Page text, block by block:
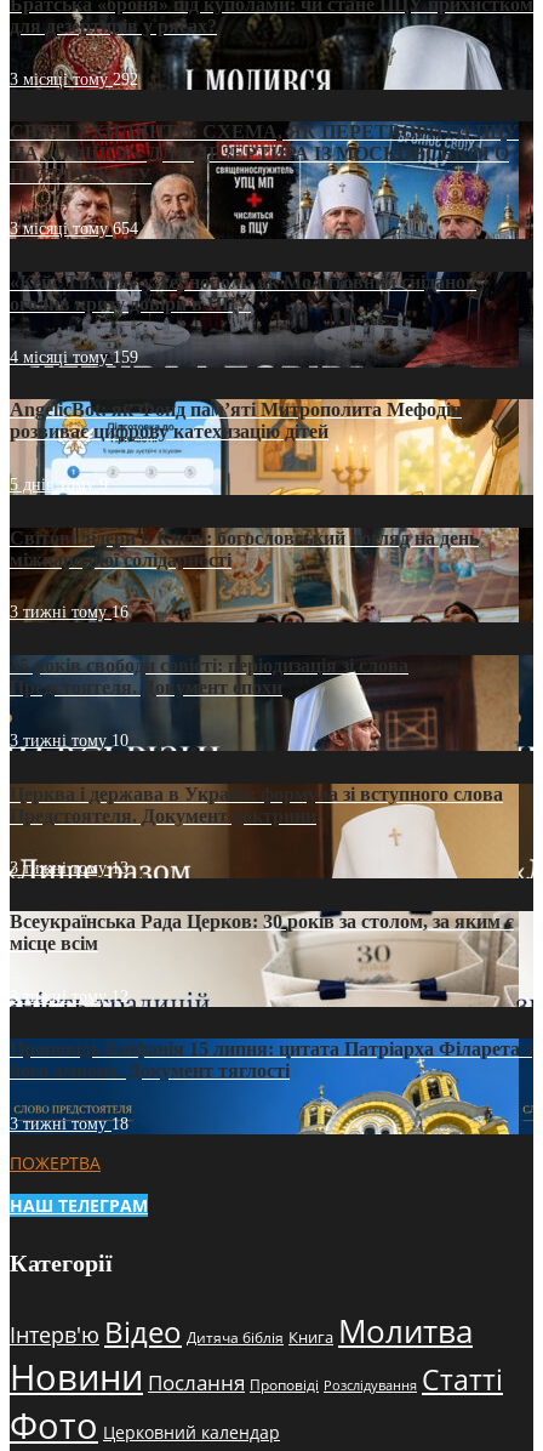
Братська «броня» під куполами: чи стане ПЦУ прихистком
для дезертирів у рясах?
3 місяці тому292
СВЯТІ УХИЛЯНТИ: СХЕМА, ЯК ПЕРЕТВОРИТИ ПЦУ
НА «ОФШОР» ДЛЯ ДЕЗЕРТИРА ІЗ МОСКОВСЬКОГО
ПАТРІАРХАТУ
3 місяці тому654
«Кейс Тихона» у Тернополі: як Молитовний сніданок
оголив кризу довіри в ПЦУ
4 місяці тому159
AngelicBot: як Фонд пам’яті Митрополита Мефодія
розвиває цифрову катехизацію дітей
5 днів тому9
Світові лідери в Києві: богословський погляд на день
міжнародної солідарності
3 тижні тому16
35 років свободи совісті: періодизація зі слова
Предстоятеля. Документ епохи
3 тижні тому 10
Церква і держава в Україні: формула зі вступного слова
Предстоятеля. Документ доктрини
3 тижні тому13
Всеукраїнська Рада Церков: 30 років за столом, за яким є
місце всім
3 тижні тому12
Проповідь Епіфанія 15 липня: цитата Патріарха Філарета з
його амвона. Документ тяглості
3 тижні тому18
ПОЖЕРТВА
НАШ ТЕЛЕГРАМ
Категорії
Інтерв'ю Відео Дитяча біблія Книга Молитва
Новини Послання Проповіді Розслідування Статті
Фото Церковний календар